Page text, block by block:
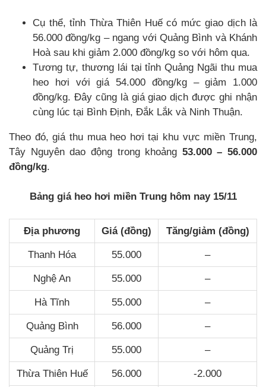
Cụ thể, tỉnh Thừa Thiên Huế có mức giao dịch là
56.000 đồng/kg – ngang với Quảng Bình và Khánh
Hoà sau khi giảm 2.000 đồng/kg so với hôm qua.
Tương tự, thương lái tại tỉnh Quảng Ngãi thu mua
heo hơi với giá 54.000 đồng/kg – giảm 1.000
đồng/kg. Đây cũng là giá giao dịch được ghi nhận
cùng lúc tại Bình Định, Đắk Lắk và Ninh Thuận.
Theo đó, giá thu mua heo hơi tại khu vực miền Trung,
Tây Nguyên dao động trong khoảng 53.000 – 56.000
đồng/kg.
Bảng giá heo hơi miền Trung hôm nay 15/11
Địa phương Giá (đồng) Tăng/giảm (đồng)
Thanh Hóa 55.000 –
Nghệ An 55.000 –
Hà Tĩnh 55.000 –
Quảng Bình 56.000 –
Quảng Trị 55.000 –
Thừa Thiên Huế 56.000 -2.000